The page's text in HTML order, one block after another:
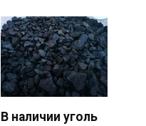
В наличии уголь